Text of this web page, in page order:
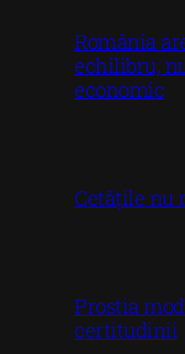
România
echilibru,
economic
Cetățile nu
Prostia
certitudinii